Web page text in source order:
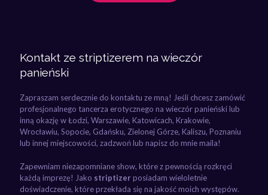
Kontakt ze striptizerem na wieczór
panieński
Zapraszam serdecznie do kontaktu ze mną! Jeśli chcesz zamówić
profesjonalnego tancerza erotycznego na wieczór panieński lub
inną okazję w Łodzi, Warszawie, Katowicach, Krakowie,
Wrocławiu, Sopocie, Gdańsku, Zielonej Górze, Kaliszu, Poznaniu
lub innej miejscowości, zadzwoń lub napisz do mnie maila!
Zapewniam niezapomniane show, które z pewnością rozkręci
każdą imprezę! Jako striptizerposiadam wieloletnie
doświadczenie, które przekłada się na jakość moich występów.